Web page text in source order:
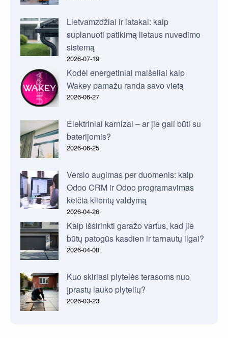
Lietvamzdžiai ir latakai: kaip
suplanuoti patikimą lietaus nuvedimo
sistemą
2026-07-19
Kodėl energetiniai maišeliai kaip
Wakey pamažu randa savo vietą
2026-06-27
Elektriniai karnizai – ar jie gali būti su
baterijomis?
2026-06-25
Verslo augimas per duomenis: kaip
Odoo CRM ir Odoo programavimas
keičia klientų valdymą
2026-04-26
Kaip išsirinkti garažo vartus, kad jie
būtų patogūs kasdien ir tarnautų ilgai?
2026-04-08
Kuo skiriasi plytelės terasoms nuo
įprastų lauko plytelių?
2026-03-23